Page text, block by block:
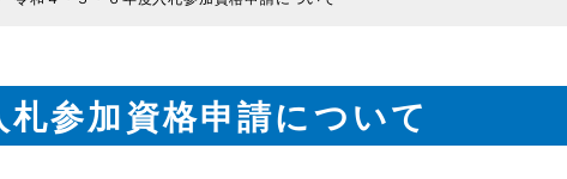
参加資格申請について